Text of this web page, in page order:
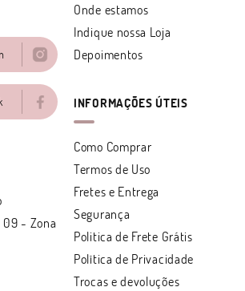
09 - Zona
Onde estamos
Indique nossa Loja
Depoimentos
INFORMAÇÕES ÚTEIS
Como Comprar
Termos de Uso
Fretes e Entrega
Segurança
Politica de Frete Grátis
Política de Privacidade
Trocas e devoluções